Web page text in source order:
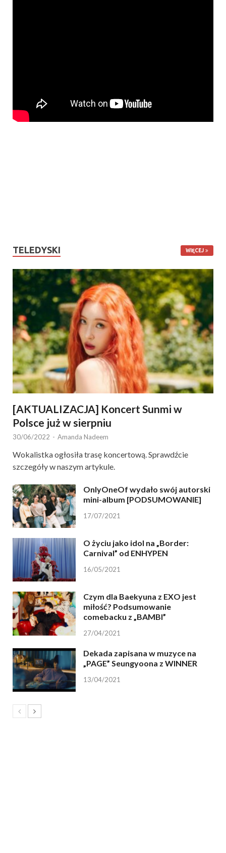
TELEDYSKI WIĘCEJ
[AKTUALIZACJA] Koncert Sunmi w
Polsce już w sierpniu
30/06/2022 - Amanda Nadeem
Wokalistka ogłosiła trasę koncertową. Sprawdźcie
szczegóły w naszym artykule.
OnlyOneOf wydało swój autorski
mini-album [PODSUMOWANIE]
17/07/2021
O życiu jako idol na „Border:
Carnival” od ENHYPEN
16/05/2021
Czym dla Baekyuna z EXO jest
miłość? Podsumowanie
comebacku z „BAMBI”
27/04/2021
Dekada zapisana w muzyce na
„PAGE” Seungyoona z WINNER
13/04/2021